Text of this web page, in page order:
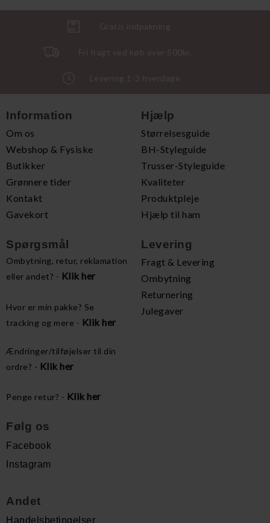
Gratis indpakning
Fri fragt ved køb over 500kr.
Levering 1-3 hverdage
Information
Om os
Webshop & Fysiske
Butikker
Grønnere tider
Kontakt
Gavekort
Hjælp
Størrelsesguide
BH-Styleguide
Trusser-Styleguide
Kvaliteter
Produktpleje
Hjælp til ham
Spørgsmål
Ombytning, retur, reklamation
eller andet? - Klik her
Hvor er min pakke? Se
tracking og mere - Klik her
Ændringer/tilføjelser til din
ordre? - Klik her
Penge retur? - Klik her
Levering
Fragt & Levering
Ombytning
Returnering
Julegaver
Følg os
Facebook
Instagram
Andet
Handelsbetingelser